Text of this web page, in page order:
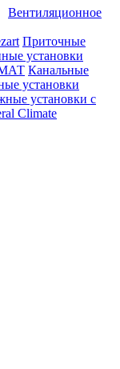
Вентиляционное
Приточные
установки
Канальные
установки
установки с
Climate